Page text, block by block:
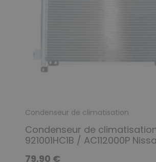
Condenseur de climatisation
Condenseur de
921001HC1B / AC112000P
79,90 €